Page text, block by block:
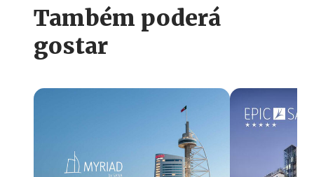
Também poderá
gostar